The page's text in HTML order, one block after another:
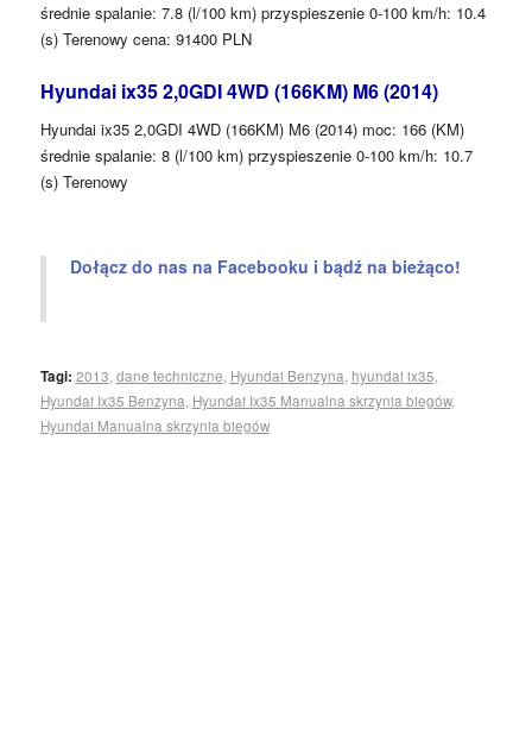
średnie spalanie: 7.8 (l/100 km) przyspieszenie 0-100 km/h: 10.4
(s) Terenowy cena: 91400 PLN
Hyundai ix35 2,0GDI 4WD (166KM) M6 (2014)
Hyundai ix35 2,0GDI 4WD (166KM) M6 (2014) moc: 166 (KM)
średnie spalanie: 8 (l/100 km) przyspieszenie 0-100 km/h: 10.7
(s) Terenowy
Dołącz do nas na Facebooku i bądź na bieżąco!
Tagi: 2013 dane techniczne Hyundai Benzyna hyundai ix35
Hyundai Ix35 Benzyna Hyundai Ix35 Manualna skrzynia biegów,
Hyundai Manualna skrzynia biegów